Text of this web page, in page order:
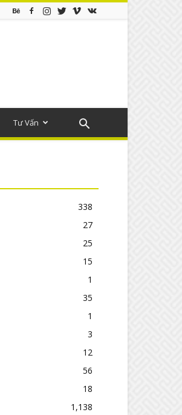
Tư Vấn
338
27
25
15
1
35
1
3
12
56
18
1,138